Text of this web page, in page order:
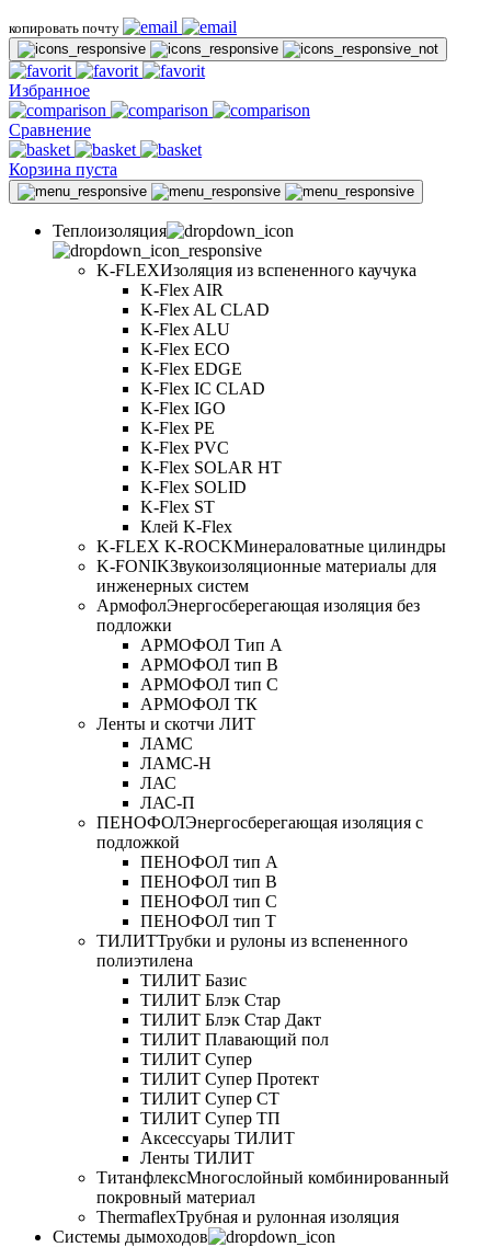
копировать почту
Избранное
Сравнение
Корзина пуста
Теплоизоляция
K-FLEXИзоляция из вспененного каучука
K-Flex AIR
K-Flex AL CLAD
K-Flex ALU
K-Flex ECO
K-Flex EDGE
K-Flex IC CLAD
K-Flex IGO
K-Flex PE
K-Flex PVC
K-Flex SOLAR HT
K-Flex SOLID
K-Flex ST
Клей K-Flex
K-FLEX K-ROCKМинераловатные цилиндры
K-FONIKЗвукоизоляционные материалы для
инженерных систем
АрмофолЭнергосберегающая изоляция без
подложки
АРМОФОЛ Тип А
АРМОФОЛ тип В
АРМОФОЛ тип C
АРМОФОЛ ТК
Ленты и скотчи ЛИТ
ЛАМС
ЛАМС-Н
ЛАС
ЛАС-П
ПЕНОФОЛЭнергосберегающая изоляция с
подложкой
ПЕНОФОЛ тип А
ПЕНОФОЛ тип B
ПЕНОФОЛ тип C
ПЕНОФОЛ тип T
ТИЛИТТрубки и рулоны из вспененного
полиэтилена
ТИЛИТ Базис
ТИЛИТ Блэк Стар
ТИЛИТ Блэк Стар Дакт
ТИЛИТ Плавающий пол
ТИЛИТ Супер
ТИЛИТ Супер Протект
ТИЛИТ Супер СТ
ТИЛИТ Супер ТП
Аксессуары ТИЛИТ
Ленты ТИЛИТ
ТитанфлексМногослойный комбинированный
покровный материал
ThermaflexТрубная и рулонная изоляция
Cистемы дымоходов